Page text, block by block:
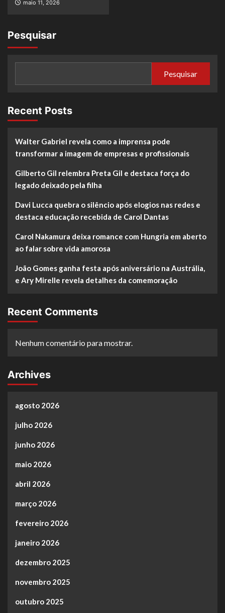
maio 11, 2026
Pesquisar
Pesquisar
Recent Posts
Walter Gabriel revela como a imprensa pode
transformar a imagem de empresas e profissionais
Gilberto Gil relembra Preta Gil e destaca força do
legado deixado pela filha
Davi Lucca quebra o silêncio após elogios nas redes e
destaca educação recebida de Carol Dantas
Carol Nakamura deixa romance com Hungria em aberto
ao falar sobre vida amorosa
João Gomes ganha festa após aniversário na Austrália,
e Ary Mirelle revela detalhes da comemoração
Recent Comments
Nenhum comentário para mostrar.
Archives
agosto 2026
julho 2026
junho 2026
maio 2026
abril 2026
março 2026
fevereiro 2026
janeiro 2026
dezembro 2025
novembro 2025
outubro 2025